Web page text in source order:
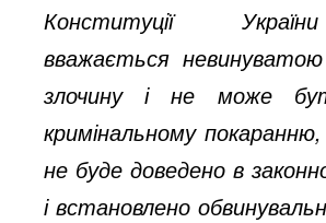
Конституції
вважається
злочину і не може
кримінальному покаранню,
не буде доведено в
і встановлено